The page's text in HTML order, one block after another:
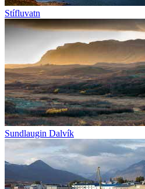
Stífluvatn
Sundlaugin Dalvík